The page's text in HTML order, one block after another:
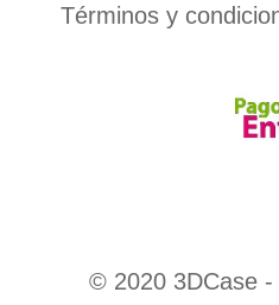
Términos y
© 2020 3DCase -